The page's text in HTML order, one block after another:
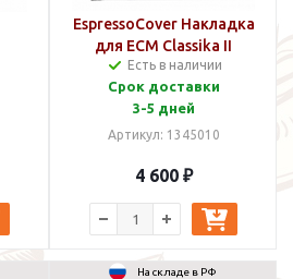
EspressoCover Накладка
для ECM Classika II
Есть в наличии
Срок доставки
3-5 дней
Артикул: 1345010
4 600 ₽
На складе в РФ